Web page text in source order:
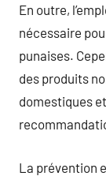
En outre,
nécessaire
punaises.
des produits
domestiques
La prévention